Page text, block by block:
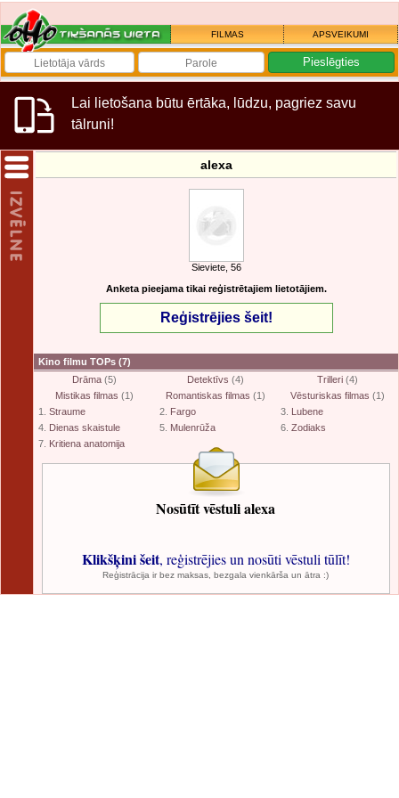
FILMAS APSVEIKUMI
Lai lietošana būtu ērtāka, lūdzu, pagriez savu
tālruni!
alexa
Sieviete, 56
Anketa pieejama tikai reģistrētajiem lietotājiem.
Reģistrējies šeit!
Kino filmu TOPs (7)
Drāma (5) Detektīvs (4) Trilleri(4)
Mistikas filmas (1) Romantiskas filmas (1) Vēsturiskas filmas (1)
1. Straume 2. Fargo 3. Lubene
4. Dienas skaistule 5. Mulenrūža 6. Zodiaks
7. Kritiena anatomija
Nosūtīt vēstuli alexa
Klikšķini šeit, reģistrējies un nosūti vēstuli tūlīt!
Reģistrācija ir bez maksas, bezgala vienkārša un ātra :)